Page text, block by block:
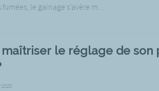
le gainage s’avère m...
le réglage de son